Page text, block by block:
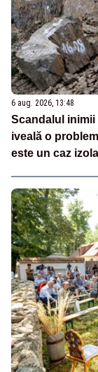
6 aug. 2026, 13:48
Scandalul inimii
iveală o
este un caz